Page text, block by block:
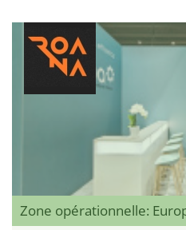
Zone opérationnelle: